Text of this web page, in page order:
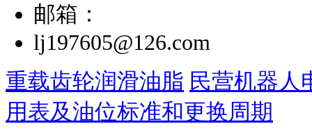
邮箱：
lj197605@126.com
重载齿轮润滑油脂 民营机器人
用表及油位标准和更换周期